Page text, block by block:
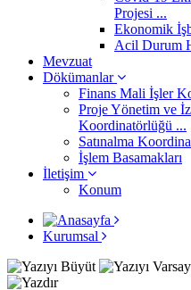
Projesi ...
Ekonomik
Acil Durum
Mevzuat
Dökümanlar
Finans Mali İşler
Proje Yönetim ve
Koordinatörlüğü ...
Satınalma
İşlem Basamakları
İletişim
Konum
Kurumsal